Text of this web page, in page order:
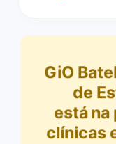
GiO
de
está na
clínicas